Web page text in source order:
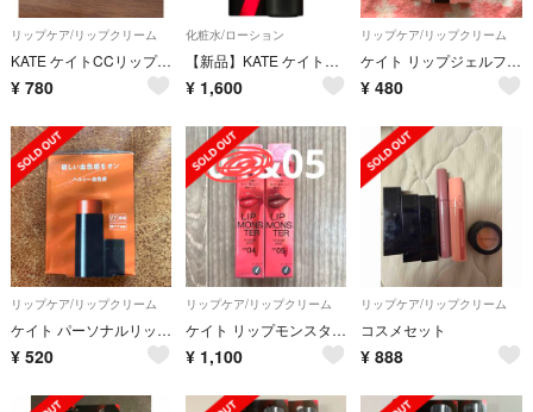
リップケア/リップクリーム
KATE ケイトCCリップオイル 03 イエロー系
¥ 780
化粧水/ローション
【新品】KATE ケイト◇ミスト状 メイクトップコート
¥ 1,600
リップケア/リップクリーム
ケイト リップジェルフィクサー EX-1(8.3g)
¥ 480
リップケア/リップクリーム
ケイト パーソナルリップクリーム 06 ヘルシー血色感(3.7g)
¥ 520
リップケア/リップクリーム
ケイト リップモンスター クリスタルポッド CP05
¥ 1,100
リップケア/リップクリーム
コスメセット
¥ 888